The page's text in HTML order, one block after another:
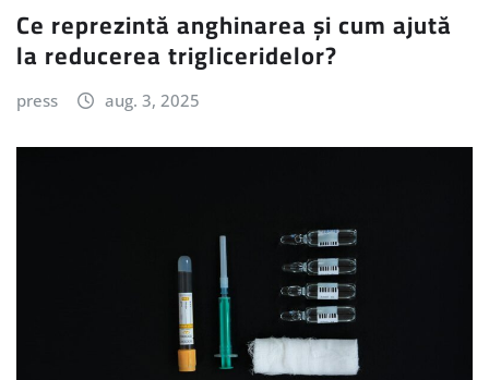
Ce reprezintă anghinarea și cum ajută
la reducerea trigliceridelor?
press aug. 3, 2025